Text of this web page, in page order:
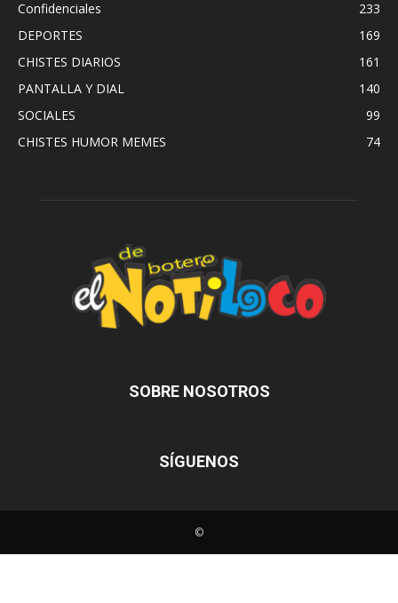
Confidenciales
233
DEPORTES
169
CHISTES DIARIOS
161
PANTALLA Y DIAL
140
SOCIALES
99
CHISTES HUMOR MEMES
74
SOBRE NOSOTROS
SÍGUENOS
©